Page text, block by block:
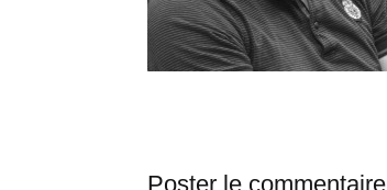
Poster le commentaire